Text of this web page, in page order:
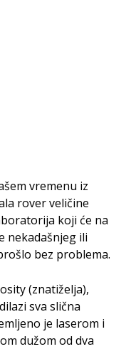
vremenu iz
rover veličine
koji će na
nekadašnjeg ili
bez problema.
(znatiželja),
sva slična
je laserom i
dužom od dva